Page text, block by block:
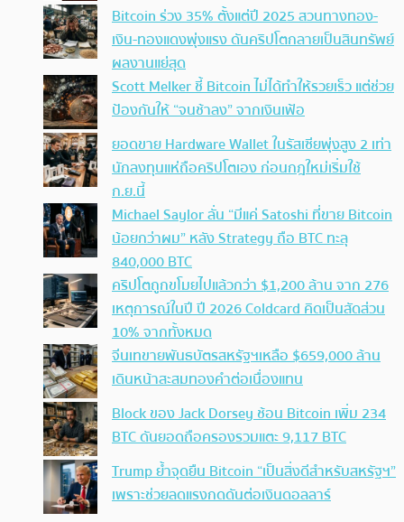
Bitcoin ร่วง 35% ตั้งแต่ปี 2025 สวนทางทอง-
เงิน-ทองแดงพุ่งแรง ดันคริปโตกลายเป็นสินทรัพย์
ผลงานแย่สุด
Scott Melker ชี้ Bitcoin ไม่ได้ทำให้รวยเร็ว แต่ช่วย
ป้องกันให้ “จนช้าลง” จากเงินเฟ้อ
ยอดขาย Hardware Wallet ในรัสเซียพุ่งสูง 2 เท่า
นักลงทุนแห่ถือคริปโตเอง ก่อนกฎใหม่เริ่มใช้
ก.ย.นี้
Michael Saylor ลั่น “มีแค่ Satoshi ที่ขาย Bitcoin
น้อยกว่าผม” หลัง Strategy ถือ BTC ทะลุ
840,000 BTC
คริปโตถูกขโมยไปแล้วกว่า $1,200 ล้าน จาก 276
เหตุการณ์ในปี ปี 2026 Coldcard คิดเป็นสัดส่วน
10% จากทั้งหมด
จีนเทขายพันธบัตรสหรัฐฯเหลือ $659,000 ล้าน
เดินหน้าสะสมทองคำต่อเนื่องแทน
Block ของ Jack Dorsey ช้อน Bitcoin เพิ่ม 234
BTC ดันยอดถือครองรวมแตะ 9,117 BTC
Trump ย้ำจุดยืน Bitcoin “เป็นสิ่งดีสำหรับสหรัฐฯ”
เพราะช่วยลดแรงกดดันต่อเงินดอลลาร์